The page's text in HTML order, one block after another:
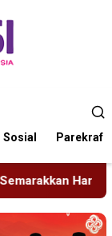
Sosial Parekraf
ke-81